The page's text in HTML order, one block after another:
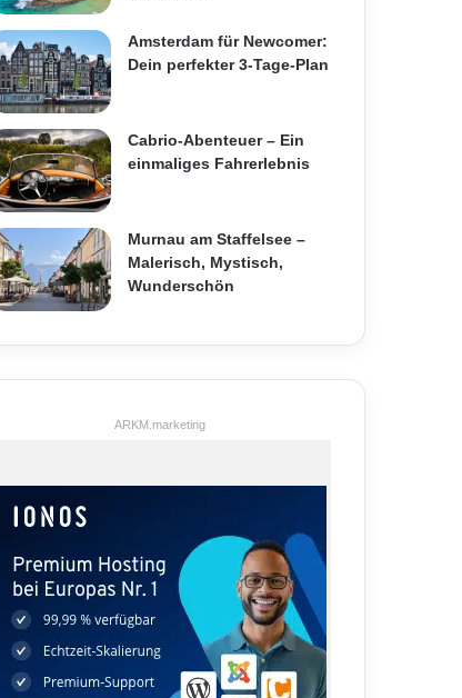
Amsterdam für Newcomer:
Dein perfekter 3-Tage-Plan
Cabrio-Abenteuer – Ein
einmaliges Fahrerlebnis
Murnau am Staffelsee –
Malerisch, Mystisch,
Wunderschön
ARKM.marketing